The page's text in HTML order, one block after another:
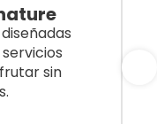
sin